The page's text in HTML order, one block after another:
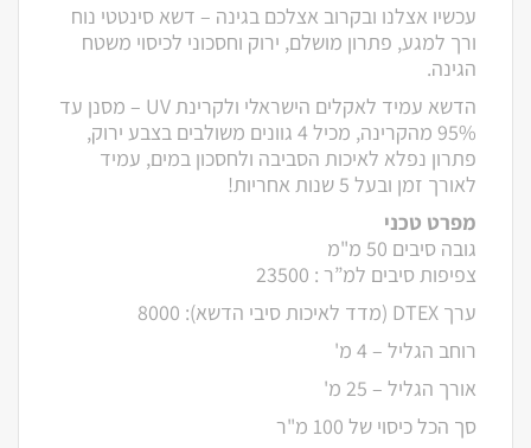
עכשיו אצלנו ובקרוב אצלכם בגינה – דשא סינטטי נוח
ורך למגע, פתרון מושלם, ירוק וחסכוני לכיסוי משטח
הגינה.
הדשא עמיד לאקלים הישראלי ולקרינת UV – מסנן עד
95% מהקרינה, מכיל 4 גוונים משולבים בצבע ירוק,
פתרון נפלא לאיכות הסביבה ולחסכון במים, עמיד
לאורך זמן ובעל 5 שנות אחריות!
מפרט טכני
גובה סיבים 50 מ"מ
צפיפות סיבים למ”ר : 23500
ערך DTEX (מדד לאיכות סיבי הדשא): 8000
רוחב הגליל – 4 מ'
אורך הגליל – 25 מ'
סך הכל כיסוי של 100 מ"ר